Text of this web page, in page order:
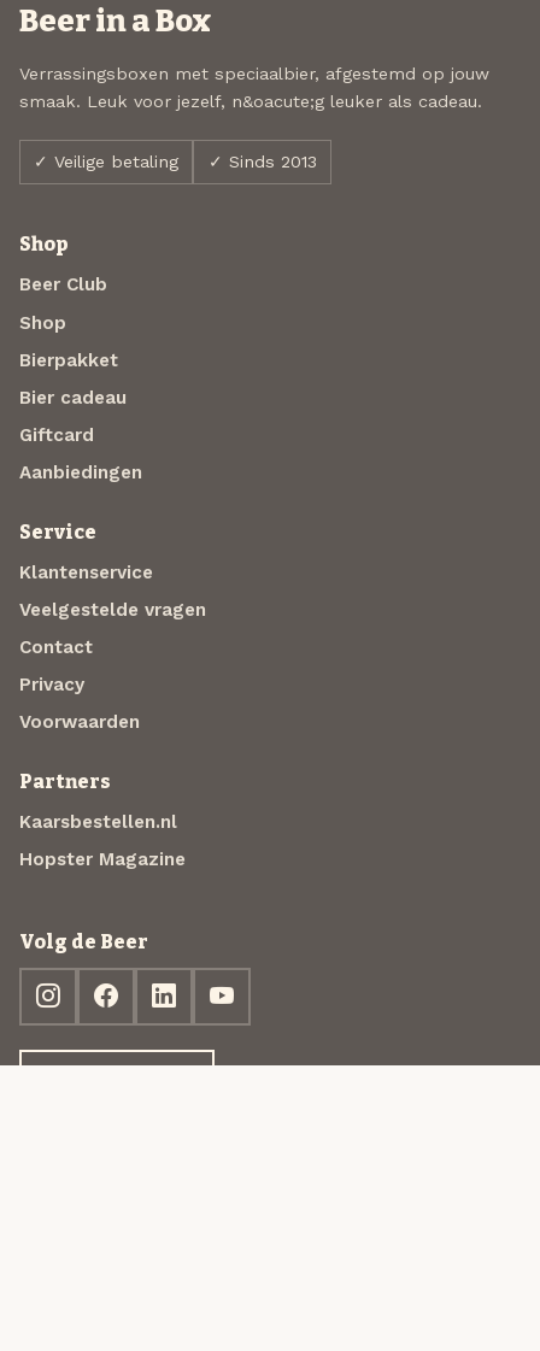
Beer in a Box
Verrassingsboxen met speciaalbier, afgestemd op jouw
smaak. Leuk voor jezelf, n&oacute;g leuker als cadeau.
✓ Veilige betaling ✓ Sinds 2013
Shop
Beer Club
Shop
Bierpakket
Bier cadeau
Giftcard
Aanbiedingen
Service
Klantenservice
Veelgestelde vragen
Contact
Privacy
Voorwaarden
Partners
Kaarsbestellen.nl
Hopster Magazine
Volg de Beer